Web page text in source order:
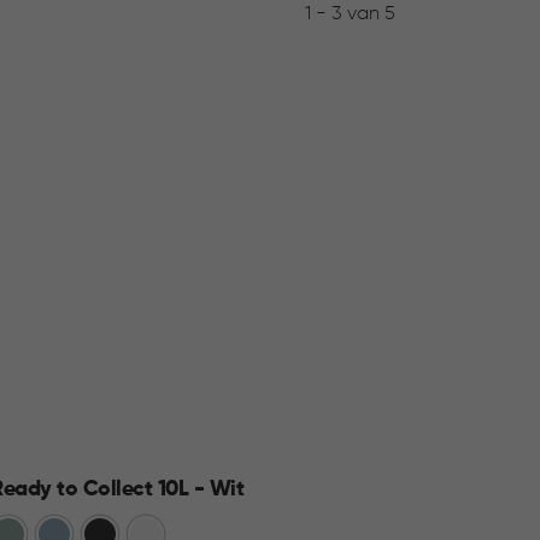
1 - 3 van 5
to Collect 10L - Wit
BlauwDonkergrijs